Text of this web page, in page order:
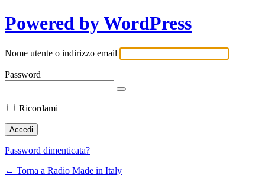
Powered by WordPress
Nome utente o indirizzo email
Password
Ricordami
Password dimenticata?
← Torna a Radio Made in Italy